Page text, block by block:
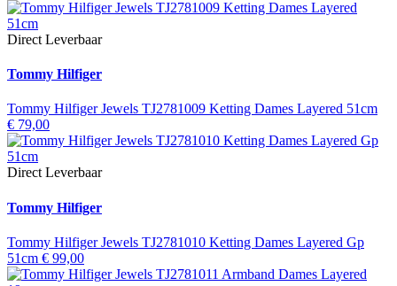
Direct Leverbaar
Tommy Hilfiger
Tommy Hilfiger Jewels TJ2781009 Ketting Dames Layered 51cm
€ 79,00
Direct Leverbaar
Tommy Hilfiger
Tommy Hilfiger Jewels TJ2781010 Ketting Dames Layered Gp
51cm € 99,00